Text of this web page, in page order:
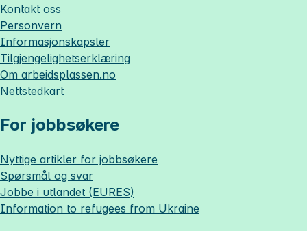
Kontakt oss
Personvern
Informasjonskapsler
Tilgjengelighetserklæring
Om arbeidsplassen.no
Nettstedkart
For jobbsøkere
Nyttige artikler for jobbsøkere
Spørsmål og svar
Jobbe i utlandet (EURES)
Information to refugees from Ukraine